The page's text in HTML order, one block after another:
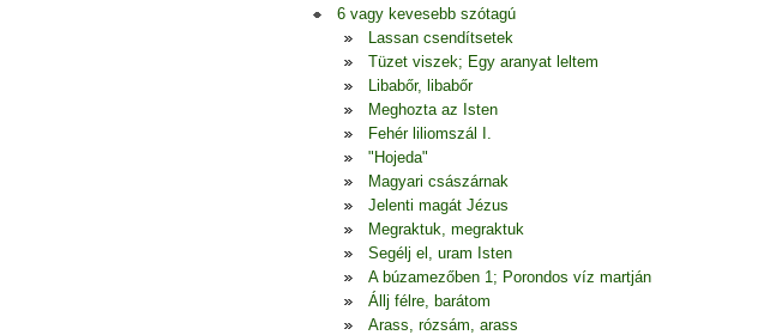
6 vagy kevesebb szótagú
Lassan csendítsetek
Tüzet viszek; Egy aranyat leltem
Libabőr, libabőr
Meghozta az Isten
Fehér liliomszál I.
"Hojeda"
Magyari császárnak
Jelenti magát Jézus
Megraktuk, megraktuk
Segélj el, uram Isten
A búzamezőben 1; Porondos víz martján
Állj félre, barátom
Arass, rózsám, arass